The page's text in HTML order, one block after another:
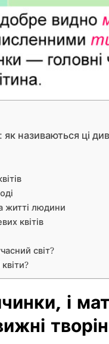
як називаються ці
житті людини
квітів
світ?
і